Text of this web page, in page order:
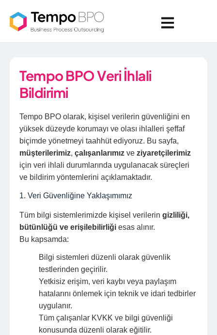
Tempo BPOVeri İhlali
Bildirimi
Tempo BPO olarak, kişisel verilerin güvenliğini en
yüksek düzeyde korumayı ve olası ihlalleri şeffaf
biçimde yönetmeyi taahhüt ediyoruz. Bu sayfa,
müşterilerimiz, çalışanlarımız ve ziyaretçilerimiz
için veri ihlali durumlarında uygulanacak süreçleri
ve bildirim yöntemlerini açıklamaktadır.
1. Veri Güvenliğine Yaklaşımımız
Tüm bilgi sistemlerimizde kişisel verilerin gizliliği,
bütünlüğü ve erişilebilirliği esas alınır.
Bu kapsamda:
Bilgi sistemleri düzenli olarak güvenlik
testlerinden geçirilir.
Yetkisiz erişim, veri kaybı veya paylaşım
hatalarını önlemek için teknik ve idari tedbirler
uygulanır.
Tüm çalışanlar KVKK ve bilgi güvenliği
konusunda düzenli olarak eğitilir.